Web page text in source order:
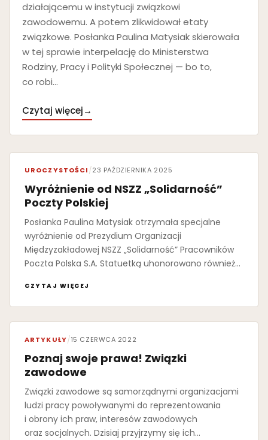
działającemu w instytucji związkowi
zawodowemu. A potem zlikwidował etaty
związkowe. Posłanka Paulina Matysiak skierowała
w tej sprawie interpelację do Ministerstwa
Rodziny, Pracy i Polityki Społecznej — bo to,
co robi…
Czytaj więcej→
UROCZYSTOŚCI/23 PAŹDZIERNIKA 2025
Wyróżnienie od NSZZ „Solidarność”
Poczty Polskiej
Posłanka Paulina Matysiak otrzymała specjalne
wyróżnienie od Prezydium Organizacji
Międzyzakładowej NSZZ „Solidarność” Pracowników
Poczta Polska S.A. Statuetką uhonorowano również…
CZYTAJ WIĘCEJ
ARTYKUŁY/15 CZERWCA 2022
Poznaj swoje prawa! Związki
zawodowe
Związki zawodowe są samorządnymi organizacjami
ludzi pracy powoływanymi do reprezentowania
i obrony ich praw, interesów zawodowych
oraz socjalnych. Dzisiaj przyjrzymy się ich…